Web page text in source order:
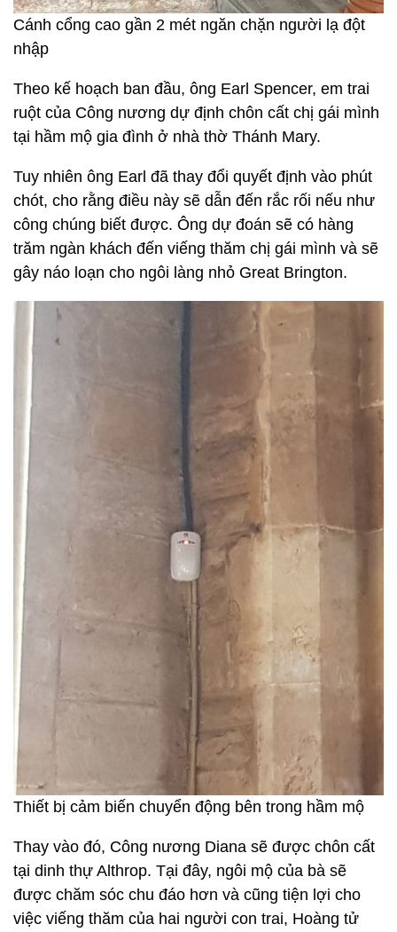
Cánh cổng cao gần 2 mét ngăn chặn người lạ đột
nhập
Theo kế hoạch ban đầu, ông Earl Spencer, em trai
ruột của Công nương dự định chôn cất chị gái mình
tại hầm mộ gia đình ở nhà thờ Thánh Mary.
Tuy nhiên ông Earl đã thay đổi quyết định vào phút
chót, cho rằng điều này sẽ dẫn đến rắc rối nếu như
công chúng biết được. Ông dự đoán sẽ có hàng
trăm ngàn khách đến viếng thăm chị gái mình và sẽ
gây náo loạn cho ngôi làng nhỏ Great Brington.
Thiết bị cảm biến chuyển động bên trong hầm mộ
Thay vào đó, Công nương Diana sẽ được chôn cất
tại dinh thự Althrop. Tại đây, ngôi mộ của bà sẽ
được chăm sóc chu đáo hơn và cũng tiện lợi cho
việc viếng thăm của hai người con trai, Hoàng tử